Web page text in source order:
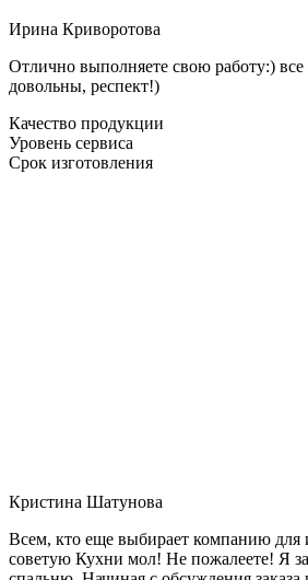
Ирина Криворотова
Отлично выполняете свою работу:) все
довольны, респект!)
Качество продукции
Уровень сервиса
Срок изготовления
Кристина Шатунова
Всем, кто еще выбирает компанию для
советую Кухни мол! Не пожалеете! Я